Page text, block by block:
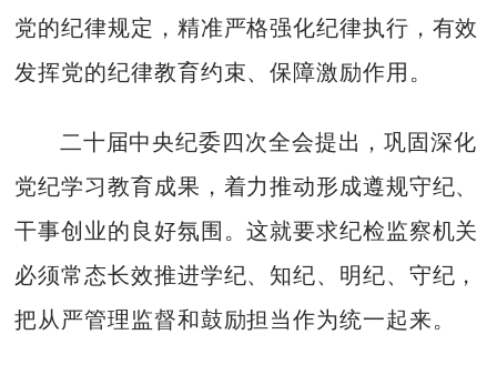
党的纪律规定，精准严格强化纪律执行，有效
发挥党的纪律教育约束、保障激励作用。
二十届中央纪委四次全会提出，巩固深化
党纪学习教育成果，着力推动形成遵规守纪、
干事创业的良好氛围。这就要求纪检监察机关
必须常态长效推进学纪、知纪、明纪、守纪，
把从严管理监督和鼓励担当作为统一起来。